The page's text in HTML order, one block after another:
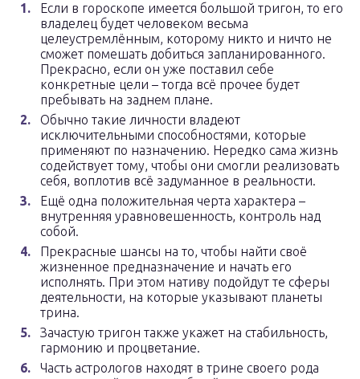
Если в гороскопе имеется большой тригон, то его
владелец будет человеком весьма
целеустремлённым, которому никто и ничто не
сможет помешать добиться запланированного.
Прекрасно, если он уже поставил себе
конкретные цели – тогда всё прочее будет
пребывать на заднем плане.
Обычно такие личности владеют
исключительными способностями, которые
применяют по назначению. Нередко сама жизнь
содействует тому, чтобы они смогли реализовать
себя, воплотив всё задуманное в реальности.
Ещё одна положительная черта характера –
внутренняя уравновешенность, контроль над
собой.
Прекрасные шансы на то, чтобы найти своё
жизненное предназначение и начать его
исполнять. При этом нативу подойдут те сферы
деятельности, на которые указывают планеты
трина.
Зачастую тригон также укажет на стабильность,
гармонию и процветание.
Часть астрологов находят в трине своего рода